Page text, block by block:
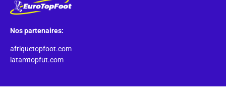
Nos partenaires:
afriquetopfoot.com
latamtopfut.com